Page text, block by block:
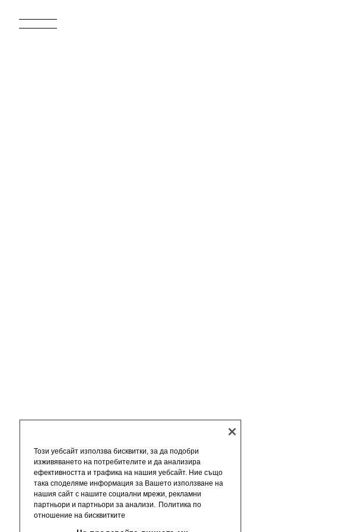
Този уебсайт използва бисквитки, за да подобри
изживяването на потребителите и да анализира
ефективността и трафика на нашия уебсайт. Ние също
така споделяме информация за Вашето използване на
нашия сайт с нашите социални мрежи, рекламни
партньори и партньори за анализи. Политика по
отношение на бисквитките